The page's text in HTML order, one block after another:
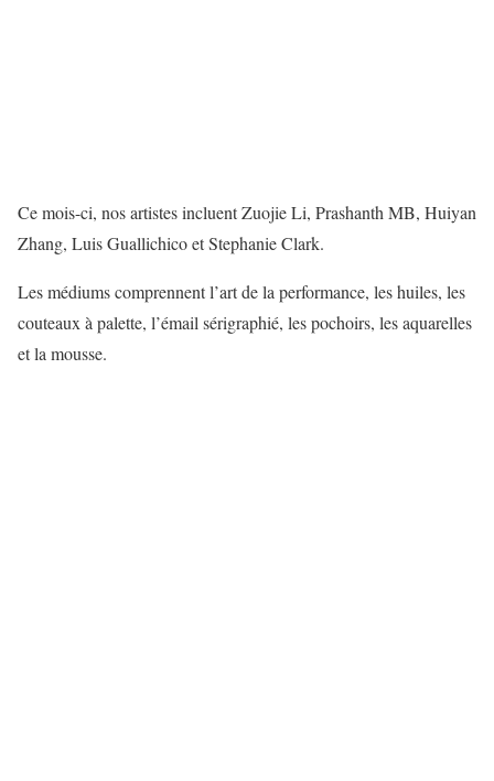
Ce mois-ci, nos artistes incluent Zuojie Li, Prashanth MB, Huiyan
Zhang, Luis Guallichico et Stephanie Clark.
Les médiums comprennent l’art de la performance, les huiles, les
couteaux à palette, l’émail sérigraphié, les pochoirs, les aquarelles
et la mousse.